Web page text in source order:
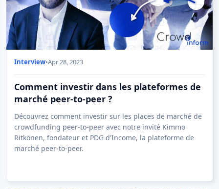
Interview•Apr 28, 2023
Comment investir dans les plateformes de
marché peer-to-peer ?
Découvrez comment investir sur les places de marché de
crowdfunding peer-to-peer avec notre invité Kimmo
Ritkönen, fondateur et PDG d'Income, la plateforme de
marché peer-to-peer.